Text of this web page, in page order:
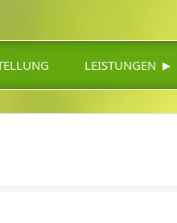
LEISTUNGEN ▸